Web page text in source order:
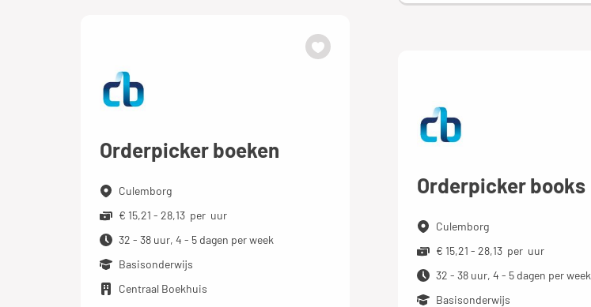
Orderpicker boeken
Culemborg
€ 15,21 - 28,13 per uur
32 - 38 uur, 4 - 5 dagen per week
Basisonderwijs
Centraal Boekhuis
Orderpicker books
Culemborg
€ 15,21 - 28,13 per uur
32 - 38 uur, 4 - 5 dagen per week
Basisonderwijs